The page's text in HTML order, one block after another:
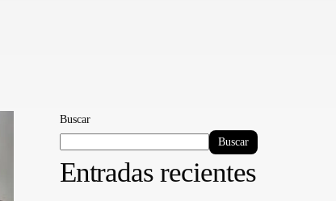
Buscar
Buscar
Entradas recientes